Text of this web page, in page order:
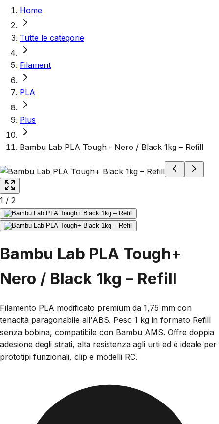
Home
Tutte le categorie
Filament
PLA
Plus
Bambu Lab PLA Tough+ Nero / Black 1kg – Refill
1 / 2
Bambu Lab PLA Tough+
Nero / Black 1kg – Refill
Filamento PLA modificato premium da 1,75 mm con
tenacità paragonabile all'ABS. Peso 1 kg in formato Refill
senza bobina, compatibile con Bambu AMS. Offre doppia
adesione degli strati, alta resistenza agli urti ed è ideale per
prototipi funzionali, clip e modelli RC.